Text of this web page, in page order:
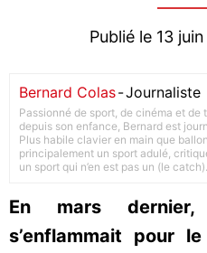
Publié le 13
Bernard Colas-Journaliste
Passionné de sport, de cinéma et de
depuis son enfance, Bernard est
Plus habile clavier en main que
principalement un sport adulé,
un sport qui n’en est pas un (le catch).
En mars dernier,
s’enflammait pour